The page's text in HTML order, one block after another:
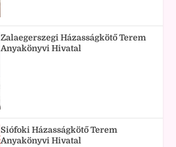
Zalaegerszegi Házasságkötő Terem
Anyakönyvi Hivatal
Siófoki Házasságkötő Terem
Anyakönyvi Hivatal